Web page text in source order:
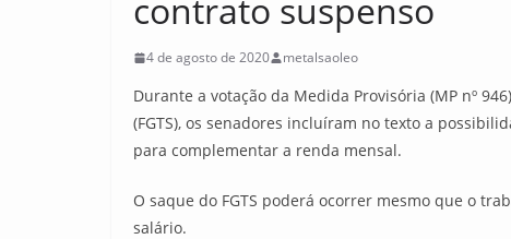
contrato suspenso
4 de agosto de 2020 metalsaoleo
Durante a votação da Medida Provisória (MP nº
(FGTS), os senadores incluíram no texto a
para complementar a renda mensal.
O saque do FGTS poderá ocorrer mesmo que o
salário.